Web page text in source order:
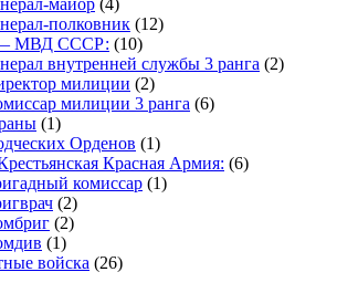
полковник (12)
МВД СССР: (10)
внутренней службы 3 ранга (2)
милиции (2)
милиции 3 ранга (6)
(1)
Орденов (1)
Красная Армия: (6)
комиссар (1)
(2)
(2)
(1)
войска (26)